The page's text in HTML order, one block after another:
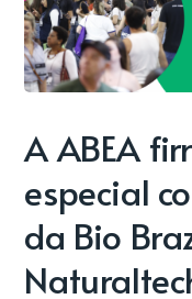
A ABEA
especial
da Bio